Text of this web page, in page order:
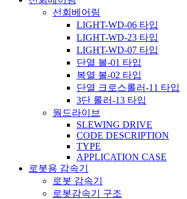
선회베어링
LIGHT-WD-06 타입
LIGHT-WD-23 타입
LIGHT-WD-07 타입
단열 볼-01 타입
복열 볼-02 타입
단열 크로스롤러-11 타입
3단 롤러-13 타입
웜드라이브
SLEWING DRIVE
CODE DESCRIPTION
TYPE
APPLICATION CASE
로봇용 감속기
로봇 감속기
로봇감속기 구조